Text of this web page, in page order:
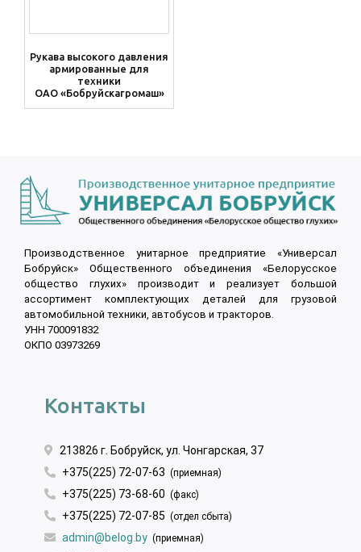
Рукава высокого давления
армированные для
техники
ОАО «Бобруйскагромаш»
Производственное унитарное предприятие «Универсал
Бобруйск» Общественного объединения «Белорусское
общество глухих» производит и реализует большой
ассортимент комплектующих деталей для грузовой
автомобильной техники, автобусов и тракторов.
УНН 700091832
ОКПО 03973269
Контакты
213826 г. Бобруйск, ул. Чонгарская, 37
+375(225) 72-07-63 (приемная)
+375(225) 73-68-60 (факс)
+375(225) 72-07-85 (отдел сбыта)
admin@belog.by (приемная)